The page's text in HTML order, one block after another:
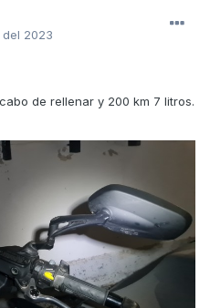
2023
de rellenar y 200 km 7 litros.